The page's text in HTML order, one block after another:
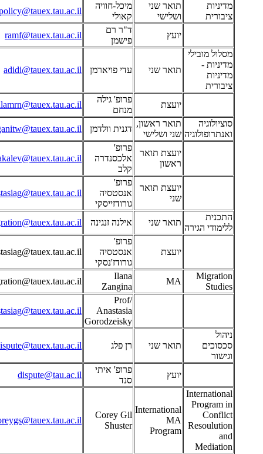
מדיניות
ציבורית
תואר שני
ושלישי
מיכל-חוויה
קאולי
יועץ
ד"ר רם
פישמן
ramf@tauex.tau.ac.il
מסלול מובילי
מדיניות -
מדיניות
ציבורית
תואר שני עדי פויארמן adidi@tauex.tau.ac.il
יועצת
פרופ' גילה
מנחם
סוציולוגיה
ואנתרופולוגיה
תואר ראשון,
שני ושלישי
דגנית וולדמן
יועצת תואר
ראשון
פרופ'
אלכסנדרה
קלב
יועצת תואר
שני
פרופ'
אנסטסיה
גורודזייסקי
התכנית
ללימודי הגירה
תואר שני אילנה זנגינה
יועצת
פרופ'
אנסטסיה
גורודז'נסקי
Migration
Studies
MA
Ilana
Zangina
Prof/
Anastasia
Gorodzeisky
ניהול
סכסוכים
וגישור
תואר שני רן פלג
יועץ
פרופ' איתי
סנד
dispute@tau.ac.il
International
Program in
Conflict
Resoulution
and
Mediation
International
MA
Program
Corey Gil
Shuster